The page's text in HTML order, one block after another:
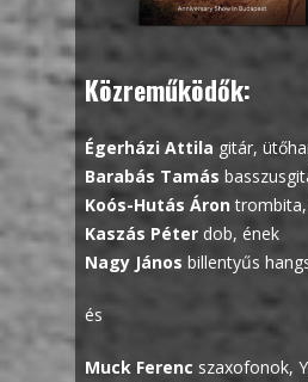
Közreműködők:
Égerházi Attila gitár,
Barabás Tamás
Koós-Hutás Áron
Kaszás Péter dob, ének
Nagy János billentyűs
és
Muck Ferenc szaxofonok,